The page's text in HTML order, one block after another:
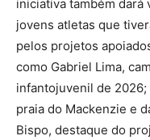
iniciativa também
jovens atletas que
pelos projetos
como Gabriel Lima,
infantojuvenil de 2026;
praia do Mackenzie e
Bispo, destaque do